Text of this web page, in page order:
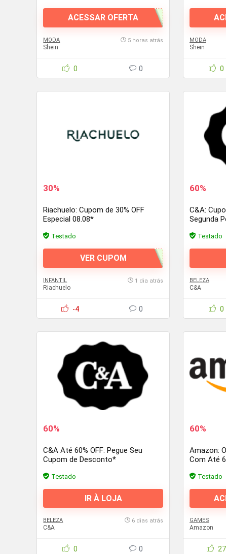
ACESSAR OFERTA
MODA
Shein
5 horas atrás
0 0
MODA
Shein
0
30%
Riachuelo: Cupom de 30% OFF
Especial 08.08*
Testado
VER CUPOM
INFANTIL
Riachuelo
1 dia atrás
-4 0
60%
C&A:
Segunda
Testado
BELEZA
C&A
0
60%
C&A Até 60% OFF: Pegue Seu
Cupom de Desconto*
Testado
IR À LOJA
BELEZA
C&A
6 dias atrás
0 0
60%
Amazon:
Com Até
Testado
GAMES
Amazon
27